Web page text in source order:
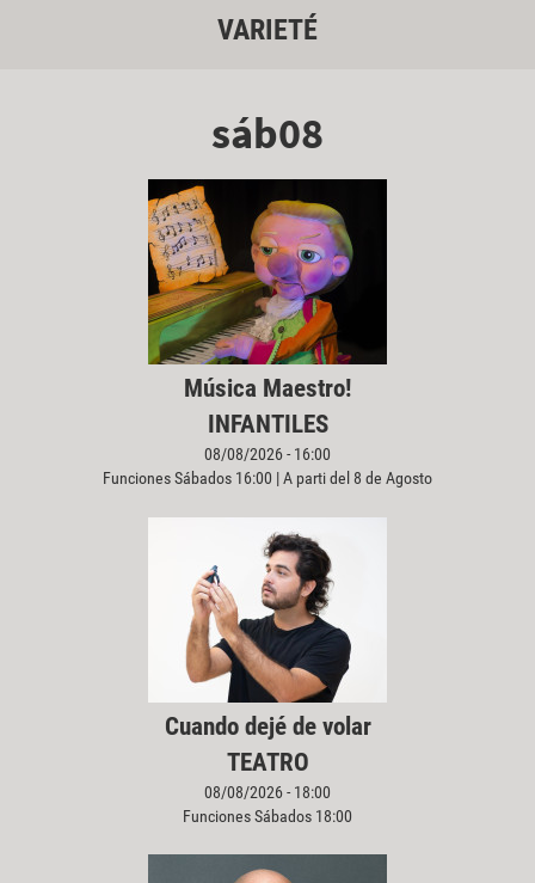
VARIETÉ
sáb08
Música Maestro!
INFANTILES
08/08/2026 - 16:00
Funciones Sábados 16:00 | A parti del 8 de Agosto
Cuando dejé de volar
TEATRO
08/08/2026 - 18:00
Funciones Sábados 18:00